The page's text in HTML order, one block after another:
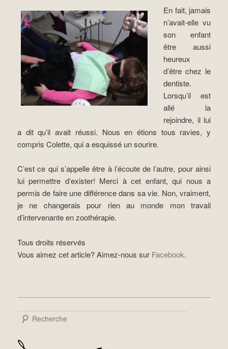
En fait, jamais
n’avait-elle vu
son enfant
être aussi
heureux
d’être chez le
dentiste.
Lorsqu’il est
allé la
rejoindre, il lui
a dit qu’il avait réussi. Nous en étions tous ravies, y
compris Colette, qui a esquissé un sourire.
C’est ce qui s’appelle être à l’écoute de l’autre, pour ainsi
lui permettre d’exister! Merci à cet enfant, qui nous a
permis de faire une différence dans sa vie. Non, vraiment,
je ne changerais pour rien au monde mon travail
d’intervenante en zoothérapie.
Tous droits réservés
Vous aimez cet article? Aimez-nous sur Facebook.
Recherche